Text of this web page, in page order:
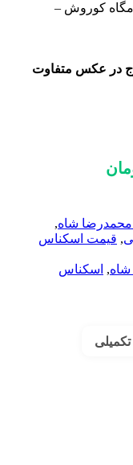
کوروش –
در عکس متفاوت
شاه,
, قیمت اسکناس
, اسکناس